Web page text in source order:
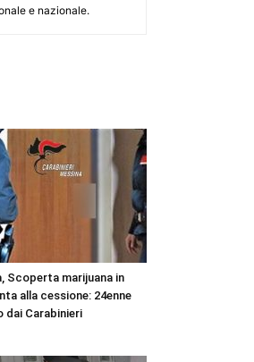
e nazionale.
Scoperta marijuana in
alla cessione: 24enne
dai Carabinieri